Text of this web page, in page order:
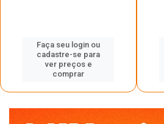
Faça seu login ou
cadastre-se para
ver preços e
comprar